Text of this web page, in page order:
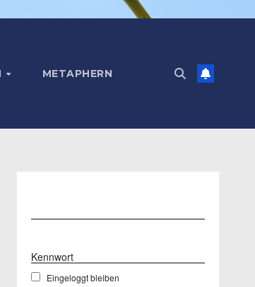
METAPHERN
Kennwort
Eingeloggt bleiben